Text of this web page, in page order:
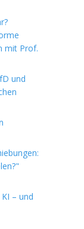
mit Prof.
und
– und